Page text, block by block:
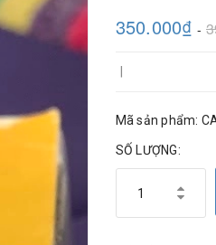
350.000₫ -
Mã sản phẩm:
SỐ LƯỢNG: